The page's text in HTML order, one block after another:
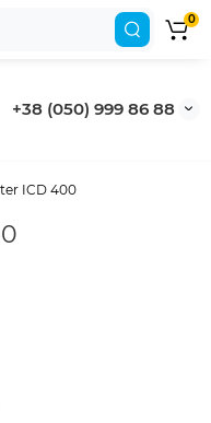
+38 (050) 999 86 88
0
ICD 400